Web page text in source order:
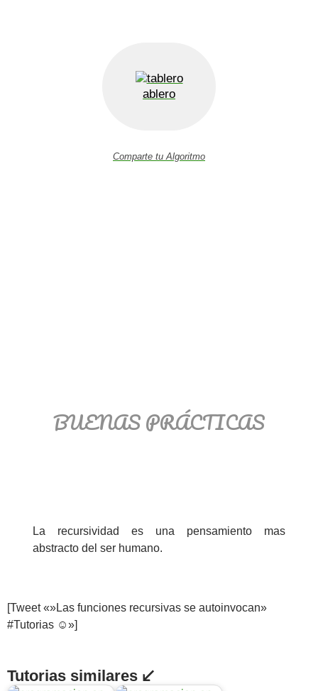
ablero
Comparte tu Algoritmo
BUENAS PRÁCTICAS
La recursividad es una pensamiento mas
abstracto del ser humano.
[Tweet «»Las funciones recursivas se autoinvocan»
#Tutorias ☺»]
Tutorias similares ↙